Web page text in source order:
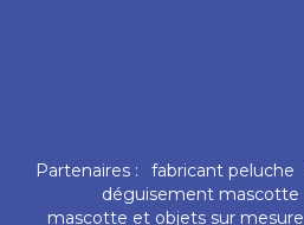
Partenaires : fabricant peluche
déguisement mascotte
mascotte et objets sur mesure